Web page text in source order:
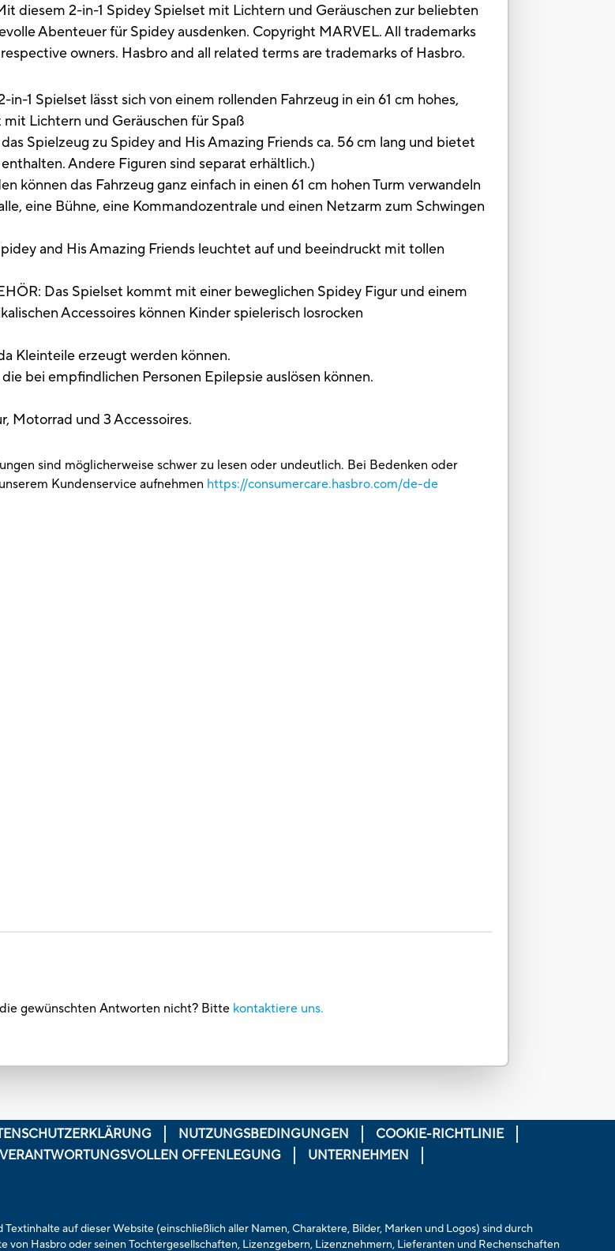
diesem 2-in-1 Spidey Spielset mit Lichtern und Geräuschen zur beliebten
Abenteuer für Spidey ausdenken. Copyright MARVEL. All trademarks
owners. Hasbro and all related terms are trademarks of Hasbro.
1 Spielset lässt sich von einem rollenden Fahrzeug in ein 61 cm hohes,
Lichtern und Geräuschen für Spaß
Spielzeug zu Spidey and His Amazing Friends ca. 56 cm lang und bietet
Andere Figuren sind separat erhältlich.)
können das Fahrzeug ganz einfach in einen 61 cm hohen Turm verwandeln
eine Bühne, eine Kommandozentrale und einen Netzarm zum Schwingen
and His Amazing Friends leuchtet auf und beeindruckt mit tollen
Das Spielset kommt mit einer beweglichen Spidey Figur und einem
Accessoires können Kinder spielerisch losrocken
Kleinteile erzeugt werden können.
bei empfindlichen Personen Epilepsie auslösen können.
Motorrad und 3 Accessoires.
sind möglicherweise schwer zu lesen oder undeutlich. Bei Bedenken oder
Kundenservice aufnehmen https://consumercare.hasbro.com/de-de
gewünschten Antworten nicht? Bitte kontaktiere uns.
NUTZUNGSBEDINGUNGEN
COOKIE-RICHTLINIE
OFFENLEGUNG
UNTERNEHMEN
auf dieser Website (einschließlich aller Namen, Charaktere, Bilder, Marken und Logos) sind durch
Hasbro oder seinen Tochtergesellschaften, Lizenzgebern, Lizenznehmern, Lieferanten und Rechenschaften